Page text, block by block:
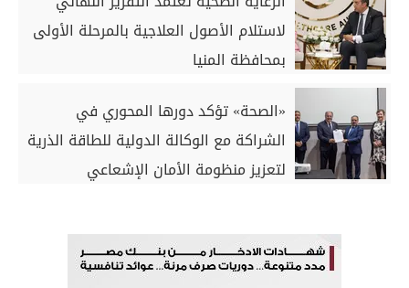
لاستلام الأصول العلاجية بالمرحلة الأولى
بمحافظة المنيا
«الصحة» تؤكد دورها المحوري في
الشراكة مع الوكالة الدولية للطاقة الذرية
لتعزيز منظومة الأمان الإشعاعي